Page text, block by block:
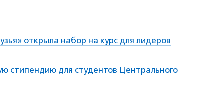
открыла набор на курс для лидеров
стипендию для студентов Центрального